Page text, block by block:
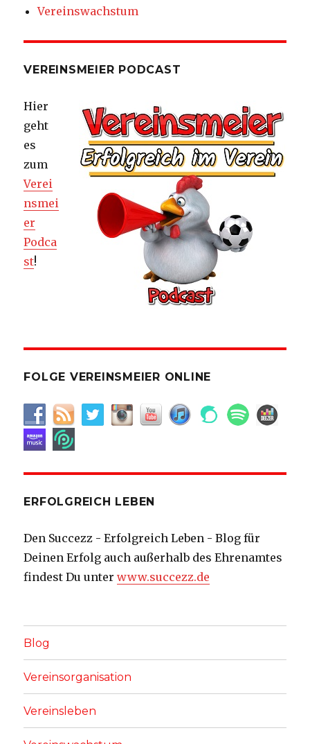
Vereinswachstum
VEREINSMEIER PODCAST
Hier
geht
es
zum
Verei
nsmei
er
Podca
st!
FOLGE VEREINSMEIER ONLINE
ERFOLGREICH LEBEN
Den Succezz - Erfolgreich Leben - Blog für
Deinen Erfolg auch außerhalb des Ehrenamtes
findest Du unterwww.succezz.de
Blog
Vereinsorganisation
Vereinsleben